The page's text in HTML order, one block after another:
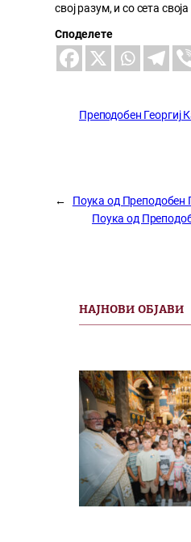
свој разум, и со сета
Споделете
Преподобен Георгиј
←
Поука од Преподобен
Поука од
НАЈНОВИ ОБЈАВИ